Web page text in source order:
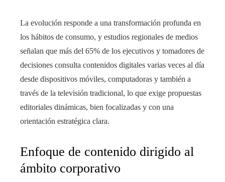
La evolución responde a una transformación profunda en
los hábitos de consumo, y estudios regionales de medios
señalan que más del 65% de los ejecutivos y tomadores de
decisiones consulta contenidos digitales varias veces al día
desde dispositivos móviles, computadoras y también a
través de la televisión tradicional, lo que exige propuestas
editoriales dinámicas, bien focalizadas y con una
orientación estratégica clara.
Enfoque de contenido dirigido al
ámbito corporativo